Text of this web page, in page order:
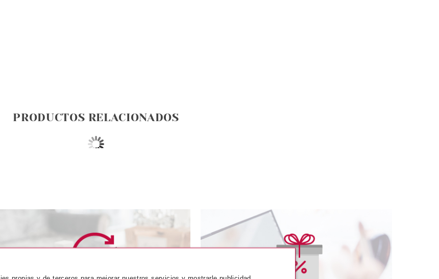
PRODUCTOS RELACIONADOS